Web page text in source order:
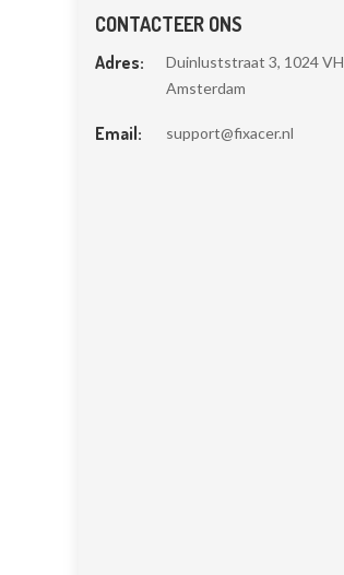
CONTACTEER ONS
Adres:
Duinluststraat 3, 1024 VH
Amsterdam
Email: support@fixacer.nl